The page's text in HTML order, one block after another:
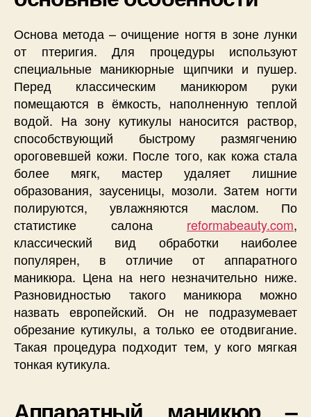
Основа метода – очищение ногтя в зоне лунки
от птеригия. Для процедуры используют
специальные маникюрные щипчики и пушер.
Перед классическим маникюром руки
помещаются в ёмкость, наполненную теплой
водой. На зону кутикулы наносится раствор,
способствующий быстрому размягчению
ороговевшей кожи. После того, как кожа стала
более мягк, мастер удаляет лишние
образования, заусеницы, мозоли. Затем ногти
полируются, увлажняются маслом. По
статистике салона reformabeauty.com,
классический вид обработки наиболее
популярен, в отличие от аппаратного
маникюра. Цена на него незначительно ниже.
Разновидностью такого маникюра можно
назвать европейский. Он не подразумевает
обрезание кутикулы, а только ее отодвигание.
Такая процедура подходит тем, у кого мягкая
тонкая кутикула.